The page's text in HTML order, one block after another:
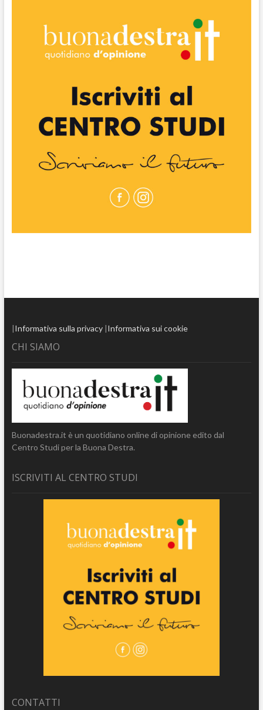
|Informativa sulla privacy|Informativa sui cookie
CHI SIAMO
Buonadestra.it è un quotidiano online di opinione edito dal
Centro Studi per la Buona Destra.
ISCRIVITI AL CENTRO STUDI
CONTATTI